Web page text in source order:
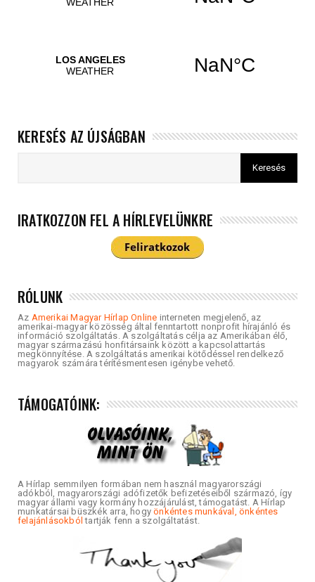
KERESÉS AZ ÚJSÁGBAN
IRATKOZZON FEL A HÍRLEVELÜNKRE
RÓLUNK
Az Amerikai Magyar Hírlap Online interneten megjelenő, az
amerikai-magyar közösség által fenntartott nonprofit hírajánló és
információ szolgáltatás. A szolgáltatás célja az Amerikában élő,
magyar származású honfitársaink között a kapcsolattartás
megkönnyítése. A szolgáltatás amerikai kötődéssel rendelkező
magyarok számára térítésmentesen igénybe vehető.
TÁMOGATÓINK:
A Hírlap semmilyen formában nem használ magyarországi
adókból, magyarországi adófizetők befizetéseiből származó, így
magyar állami vagy kormány hozzájárulást, támogatást. A Hírlap
munkatársai büszkék arra, hogyönkéntes munkával, önkéntes
felajánlásokból tartják fenn a szolgáltatást.